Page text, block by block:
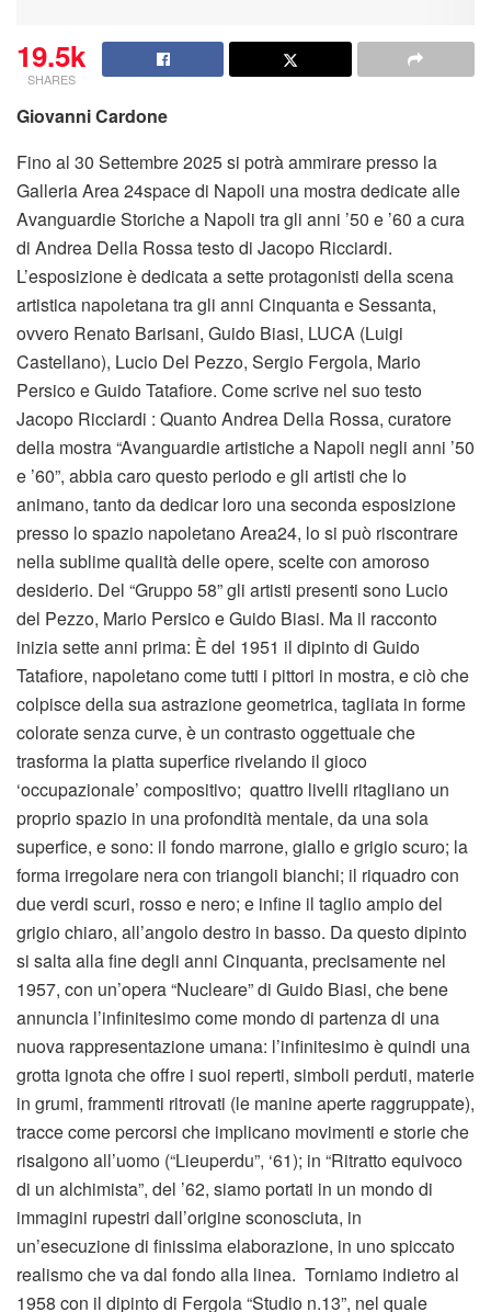
19.5k
SHARES
Giovanni Cardone
Fino al 30 Settembre 2025 si potrà ammirare presso la
Galleria Area 24space di Napoli una mostra dedicate alle
Avanguardie Storiche a Napoli tra gli anni ’50 e ’60 a cura
di Andrea Della Rossa testo di Jacopo Ricciardi.
L’esposizione è dedicata a sette protagonisti della scena
artistica napoletana tra gli anni Cinquanta e Sessanta,
ovvero Renato Barisani, Guido Biasi, LUCA (Luigi
Castellano), Lucio Del Pezzo, Sergio Fergola, Mario
Persico e Guido Tatafiore. Come scrive nel suo testo
Jacopo Ricciardi : Quanto Andrea Della Rossa, curatore
della mostra “Avanguardie artistiche a Napoli negli anni ’50
e ’60”, abbia caro questo periodo e gli artisti che lo
animano, tanto da dedicar loro una seconda esposizione
presso lo spazio napoletano Area24, lo si può riscontrare
nella sublime qualità delle opere, scelte con amoroso
desiderio. Del “Gruppo 58” gli artisti presenti sono Lucio
del Pezzo, Mario Persico e Guido Biasi. Ma il racconto
inizia sette anni prima: È del 1951 il dipinto di Guido
Tatafiore, napoletano come tutti i pittori in mostra, e ciò che
colpisce della sua astrazione geometrica, tagliata in forme
colorate senza curve, è un contrasto oggettuale che
trasforma la piatta superfice rivelando il gioco
‘occupazionale’ compositivo; quattro livelli ritagliano un
proprio spazio in una profondità mentale, da una sola
superfice, e sono: il fondo marrone, giallo e grigio scuro; la
forma irregolare nera con triangoli bianchi; il riquadro con
due verdi scuri, rosso e nero; e infine il taglio ampio del
grigio chiaro, all’angolo destro in basso. Da questo dipinto
si salta alla fine degli anni Cinquanta, precisamente nel
1957, con un’opera “Nucleare” di Guido Biasi, che bene
annuncia l’infinitesimo come mondo di partenza di una
nuova rappresentazione umana: l’infinitesimo è quindi una
grotta ignota che offre i suoi reperti, simboli perduti, materie
in grumi, frammenti ritrovati (le manine aperte raggruppate),
tracce come percorsi che implicano movimenti e storie che
risalgono all’uomo (“Lieuperdu”, ‘61); in “Ritratto equivoco
di un alchimista”, del ’62, siamo portati in un mondo di
immagini rupestri dall’origine sconosciuta, in
un’esecuzione di finissima elaborazione, in uno spiccato
realismo che va dal fondo alla linea. Torniamo indietro al
1958 con il dipinto di Fergola “Studio n.13”, nel quale